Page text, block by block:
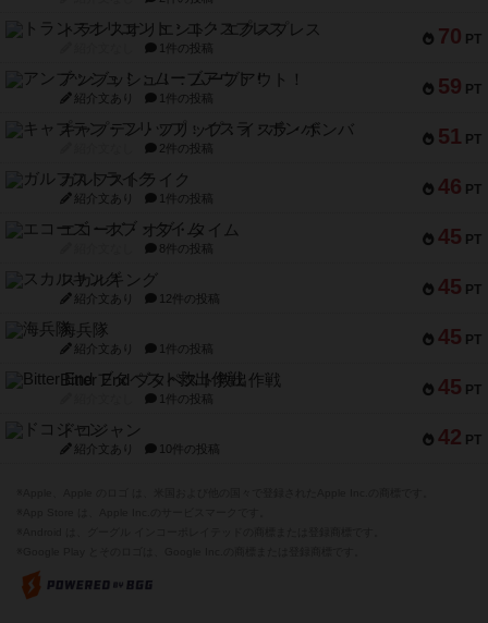
70 PT
トランスオリエント・エクスプレス
1件の投稿
59 PT
アンブッシュ！：ムーブアウト！
紹介文あり 1件の投稿
51 PT
キャプテン・フリップ：イスラ・ボンバ
2件の投稿
46 PT
ガルフストライク
紹介文あり 1件の投稿
45 PT
エコーズ・オブ・タイム
8件の投稿
45 PT
スカルキング
紹介文あり 12件の投稿
45 PT
海兵隊
紹介文あり 1件の投稿
45 PT
Bitter End ブタペスト救出作戦
1件の投稿
42 PT
ドコジャン
紹介文あり 10件の投稿